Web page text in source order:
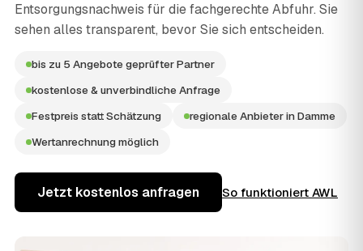
Entsorgungsnachweis für die fachgerechte Abfuhr. Sie
sehen alles transparent, bevor Sie sich entscheiden.
bis zu 5 Angebote geprüfter Partner
kostenlose & unverbindliche Anfrage
Festpreis statt Schätzung
regionale Anbieter in Damme
Wertanrechnung möglich
Jetzt kostenlos anfragen So funktioniert AWL